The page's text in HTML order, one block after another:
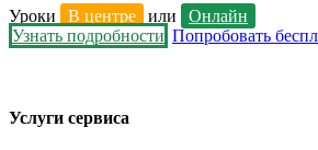
Уроки В центре или
Онлайн
Узнать подробности Попробовать
Услуги сервиса